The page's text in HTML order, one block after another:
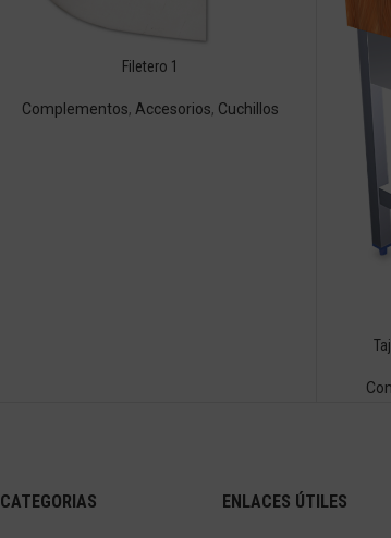
Filetero 1
Complementos, Accesorios, Cuchillos
CATEGORIAS ENLACES ÚTILES